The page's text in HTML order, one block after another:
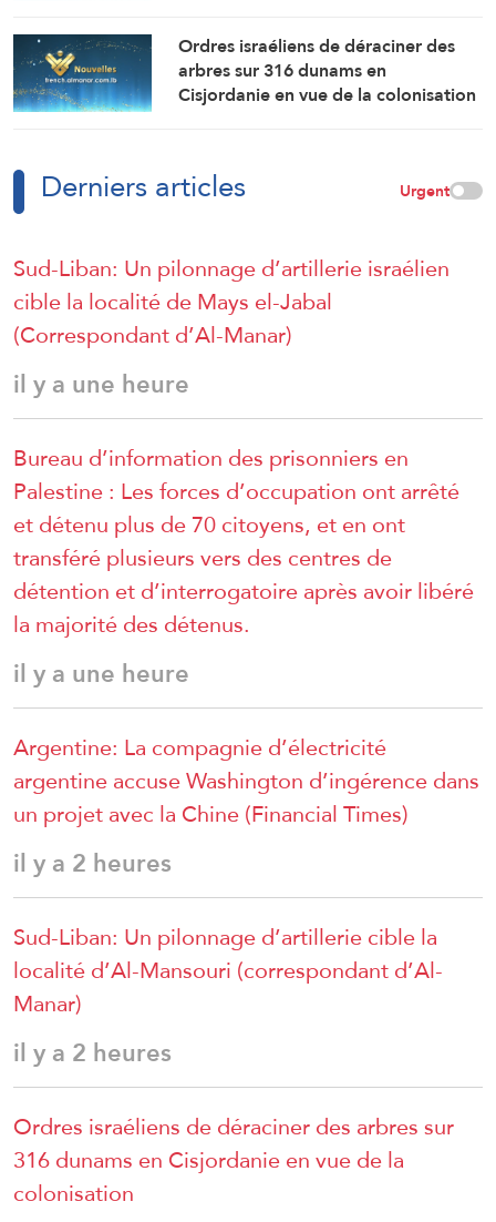
Ordres israéliens de déraciner des
arbres sur 316 dunams en
Cisjordanie en vue de la colonisation
Derniers articles Urgent
Sud-Liban: Un pilonnage d’artillerie israélien
cible la localité de Mays el-Jabal
(Correspondant d’Al-Manar)
il y a une heure
Bureau d’information des prisonniers en
Palestine : Les forces d’occupation ont arrêté
et détenu plus de 70 citoyens, et en ont
transféré plusieurs vers des centres de
détention et d’interrogatoire après avoir libéré
la majorité des détenus.
il y a une heure
Argentine: La compagnie d’électricité
argentine accuse Washington d’ingérence dans
un projet avec la Chine (Financial Times)
il y a 2 heures
Sud-Liban: Un pilonnage d’artillerie cible la
localité d’Al-Mansouri (correspondant d’Al-
Manar)
il y a 2 heures
Ordres israéliens de déraciner des arbres sur
316 dunams en Cisjordanie en vue de la
colonisation